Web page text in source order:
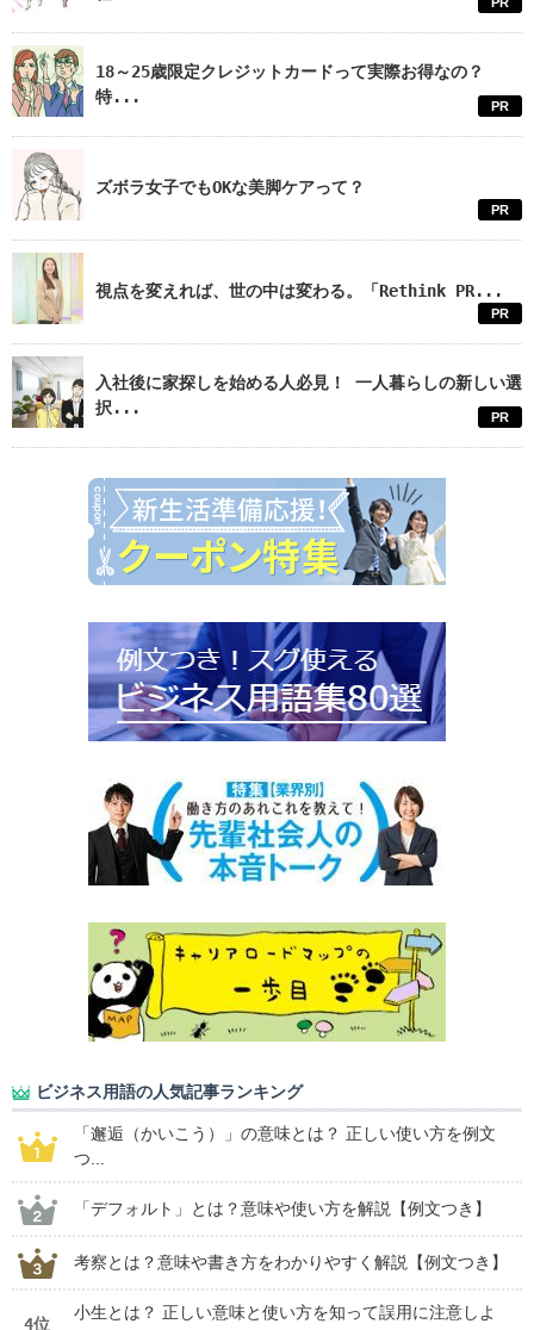
18～25歳限定クレジットカードって実際お得なの？
特...
PR
ズボラ女子でもOKな美脚ケアって？
PR
視点を変えれば、世の中は変わる。「Rethink PR...
PR
入社後に家探しを始める人必見！ 一人暮らしの新しい選
択...
PR
ビジネス用語の人気記事ランキング
「邂逅（かいこう）」の意味とは？ 正しい使い方を例文
つ...
「デフォルト」とは？意味や使い方を解説【例文つき】
考察とは？意味や書き方をわかりやすく解説【例文つき】
4位
小生とは？ 正しい意味と使い方を知って誤用に注意しよ